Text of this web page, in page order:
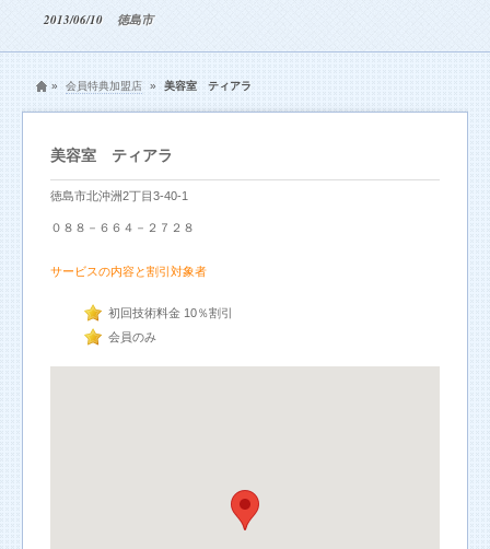
2013/06/10 徳島市
» 会員特典加盟店 » 美容室 ティアラ
美容室 ティアラ
徳島市北沖洲2丁目3-40-1
０８８－６６４－２７２８
サービスの内容と割引対象者
初回技術料金 10％割引
会員のみ